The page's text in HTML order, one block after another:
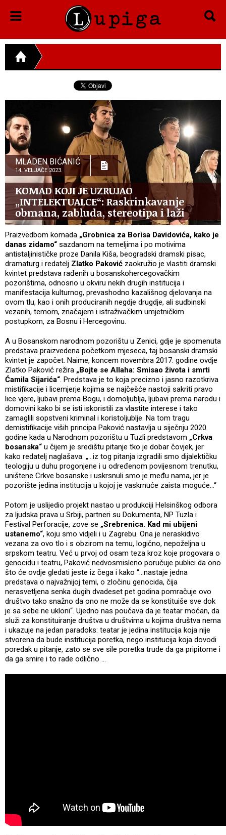
MLADEN BIĆANIĆ
14. VELJAČE 2023.
KOMAD KOJI JE UZRUJAO
„INTELEKTUALCE“: Raskrinkavanje
obmana, zabluda, stereotipa i laži
Praizvedbom komada „Grobnica za Borisa Davidovića, kako je
danas zidamo“ sazdanom na temeljima i po motivima
antistaljinističke proze Danila Kiša, beogradski dramski pisac,
dramaturg i redatelj Zlatko Paković zaokružio je vlastiti dramski
kvintet predstava rađenih u bosanskohercegovačkim
pozorištima, odnosno u okviru nekih drugih institucija i
manifestacija kulturnog, prevashodno kazališnog djelovanja na
ovom tlu, kao i onih produciranih negdje drugdje, ali sudbinski
vezanih, temom, značajem i istraživačkim umjetničkim
postupkom, za Bosnu i Hercegovinu.
A u Bosanskom narodnom pozorištu u Zenici, gdje je spomenuta
predstava praizvedena početkom mjeseca, taj bosanski dramski
kvintet je započet. Naime, koncem novembra 2017. godine ovdje
Zlatko Paković režira „Bojte se Allaha: Smisao života i smrti
Ćamila Sijarića“. Predstava je to koja precizno i jasno razotkriva
mistifikacije i licemjerje kojima se najčešće nastoji sakriti pravo
lice vjere, ljubavi prema Bogu, i domoljublja, ljubavi prema narodu i
domovini kako bi se isti iskoristili za vlastite interese i tako
zamaglili sopstveni kriminal i koristoljublje. Na tom tragu
demistifikacije viših principa Paković nastavlja u siječnju 2020.
godine kada u Narodnom pozorištu u Tuzli predstavom „Crkva
bosanska“ u čijem je središtu pitanje tko je dobar čovjek, jer
kako redatelj naglašava: „…iz tog pitanja izgradili smo dijalektičku
teologiju u duhu progonjene i u određenom povijesnom trenutku,
uništene Crkve bosanske i uskrsnuli smo je među nama, jer je
pozorište jedina institucija u kojoj je vaskrnuće zaista moguće…“
Potom je uslijedio projekt nastao u produkciji Helsinškog odbora
za ljudska prava u Srbiji, partneri su Dokumenta, NP Tuzla i
Festival Perforacije, zove se „Srebrenica. Kad mi ubijeni
ustanemo“, koju smo vidjeli i u Zagrebu. Ona je neraskidivo
vezana za ovo tlo i s obzirom na temu, logično, nepoželjna u
srpskom teatru. Već u prvoj od osam teza kroz koje progovara o
genocidu i teatru, Paković nedvosmisleno poručuje publici da ono
što će ovdje gledati jeste iz čega i kako “…nastaje jedna
predstava o najvažnijoj temi, o zločinu genocida, čija
nerasvetljena senka dugih dvadeset pet godina pomračuje ovo
društvo tako snažno da ono ne može da se konstituiše sve dok
je sa sebe ne ukloni“. Ujedno nas poučava da je teatar moćan, da
služi za konstituiranje društva u društvima u kojima društva nema
i ukazuje na jedan paradoks: teatar je jedina institucija koja nije
stvorena da bude institucija poretka, nego institucija koja dovodi
poredak u pitanje, zato se sve sile poretka trude da ga pripitome i
da ga smire i to rade odlično …